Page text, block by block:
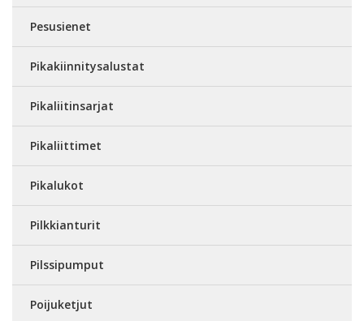
Pesusienet
Pikakiinnitysalustat
Pikaliitinsarjat
Pikaliittimet
Pikalukot
Pilkkianturit
Pilssipumput
Poijuketjut